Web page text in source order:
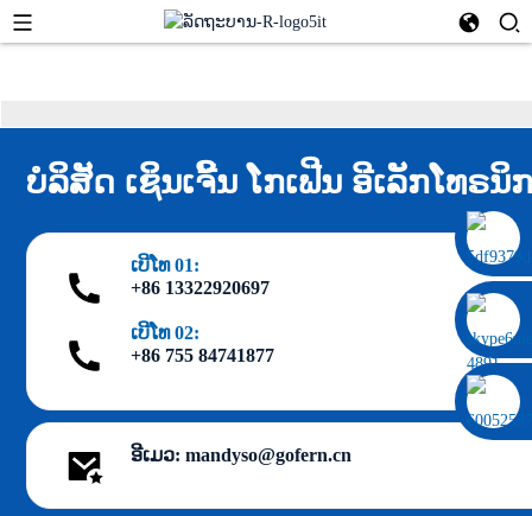
0086 13322920697
ບໍລິສັດ ເຊິນເຈີ້ນ ໂກເຟີນ ອີເລັກໂທຣນິ
ເບີໂທ 01:
+86 13322920697
ເບີໂທ 02:
+86 755 84741877
ອີເມວ: mandyso@gofern.cn